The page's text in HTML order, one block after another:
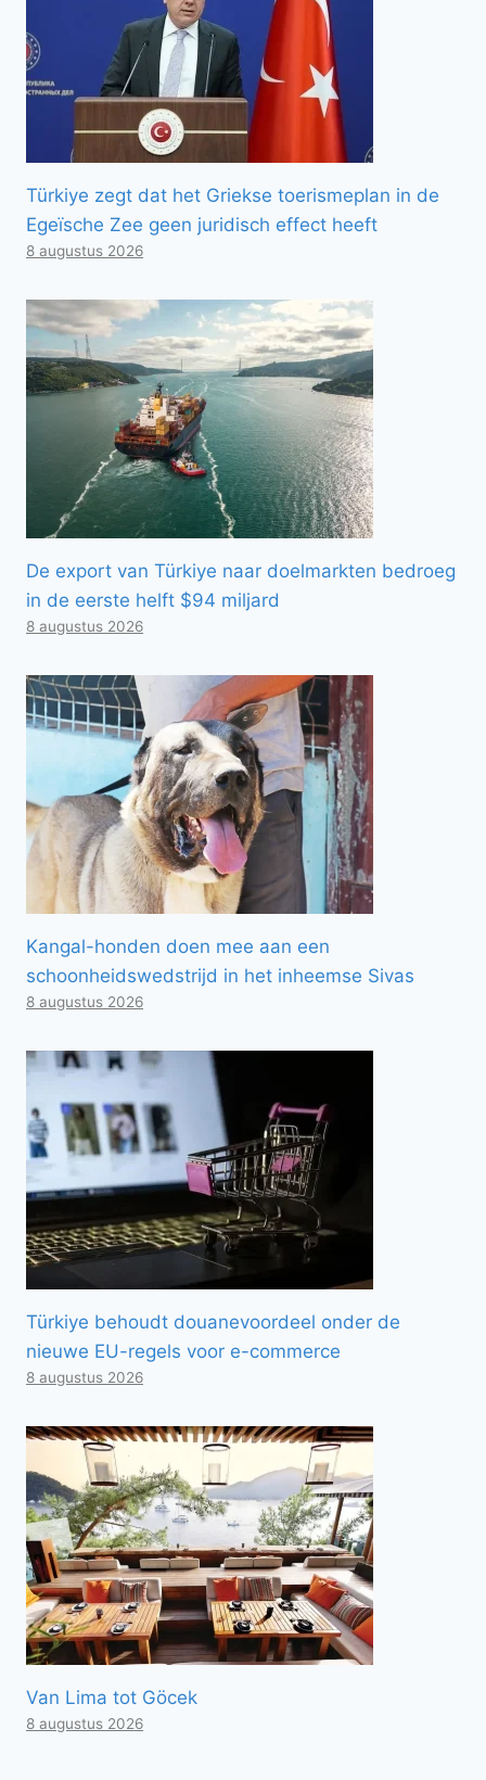
Türkiye zegt dat het Griekse toerismeplan in de
Egeïsche Zee geen juridisch effect heeft
8 augustus 2026
De export van Türkiye naar doelmarkten bedroeg
in de eerste helft $94 miljard
8 augustus 2026
Kangal-honden doen mee aan een
schoonheidswedstrijd in het inheemse Sivas
8 augustus 2026
Türkiye behoudt douanevoordeel onder de
nieuwe EU-regels voor e-commerce
8 augustus 2026
Van Lima tot Göcek
8 augustus 2026